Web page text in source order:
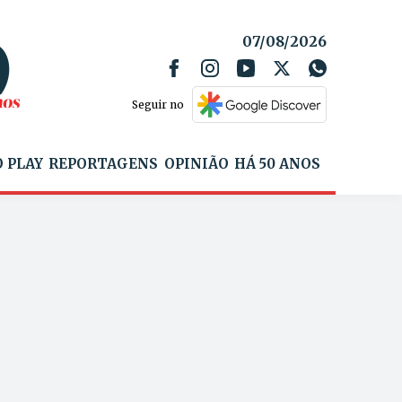
07/08/2026
Seguir no
PLAY REPORTAGENS OPINIÃO HÁ 50 ANOS